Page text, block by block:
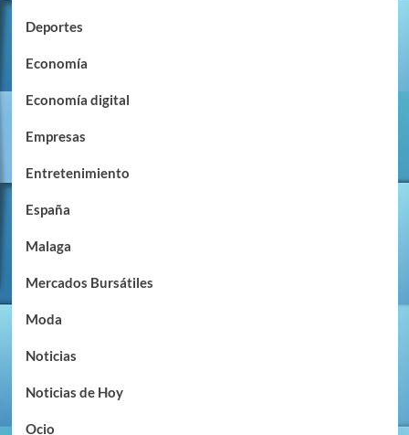
Deportes
Economía
Economía digital
Empresas
Entretenimiento
España
Malaga
Mercados Bursátiles
Moda
Noticias
Noticias de Hoy
Ocio